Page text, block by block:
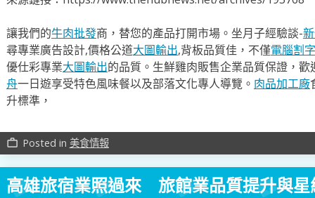
讓我們的牛肉批發商，替您的產品打開市場。坐月子經驗談-
尋專業廣告設計,價格公道大圖輸出,背板品質佳，不僅電腦割字
優仕彩專業大圖輸出的品質。生鮮雞肉販售企業品質保證，歡
舟一日遊享受特色風味餐以及部落文化專人導覽。 肉品加工廠
升標準，
work_outline Posted in 美食情報
高雄旅宿業照過來 旅館業品質提升與星